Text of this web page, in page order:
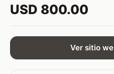
USD 800.00
Ver sitio